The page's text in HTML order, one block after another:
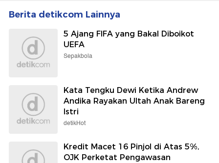
Berita detikcom Lainnya
5 Ajang FIFA yang Bakal Diboikot
UEFA
Sepakbola
Kata Tengku Dewi Ketika Andrew
Andika Rayakan Ultah Anak Bareng
Istri
detikHot
Kredit Macet 16 Pinjol di Atas 5%,
OJK Perketat Pengawasan